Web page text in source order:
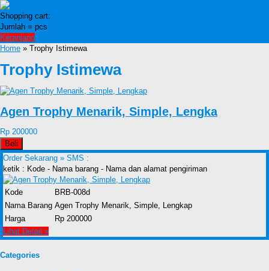
Shopping cart:
Jumlah = pcs
Keranjang
Home » Trophy Istimewa
Trophy Istimewa
Agen Trophy Menarik, Simple, Lengka
Rp 200000
Beli
Order Sekarang » SMS :
ketik : Kode - Nama barang - Nama dan alamat pengiriman
Kode
BRB-008d
Nama Barang Agen Trophy Menarik, Simple, Lengkap
Harga
Rp 200000
Lihat Detail »
Categories